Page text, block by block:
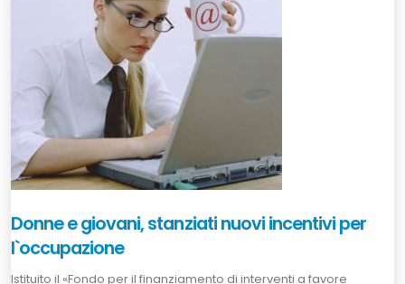
Donne e giovani, stanziati nuovi incentivi per
l`occupazione
Istituito il «Fondo per il finanziamento di interventi a favore